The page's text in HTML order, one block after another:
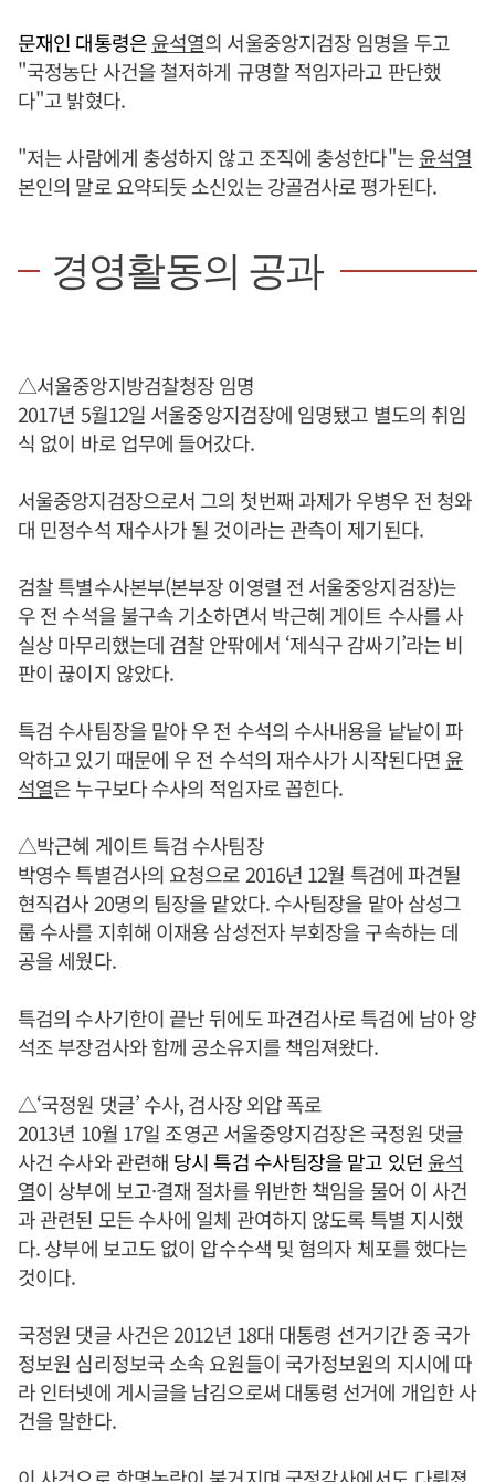
문재인 대통령은윤석열의 서울중앙지검장 임명을 두고
"국정농단 사건을 철저하게 규명할 적임자라고 판단했
다"고 밝혔다.
"저는 사람에게 충성하지 않고 조직에 충성한다"는윤석열
본인의 말로 요약되듯 소신있는 강골검사로 평가된다.
경영활동의 공과
△서울중앙지방검찰청장 임명
2017년 5월12일 서울중앙지검장에 임명됐고 별도의 취임
식 없이 바로 업무에 들어갔다.
서울중앙지검장으로서 그의 첫번째 과제가 우병우 전 청와
대 민정수석 재수사가 될 것이라는 관측이 제기된다.
검찰 특별수사본부(본부장 이영렬 전 서울중앙지검장)는
우 전 수석을 불구속 기소하면서 박근혜 게이트 수사를 사
실상 마무리했는데 검찰 안팎에서 ‘제식구 감싸기’라는 비
판이 끊이지 않았다.
특검 수사팀장을 맡아 우 전 수석의 수사내용을 낱낱이 파
악하고 있기 때문에 우 전 수석의 재수사가 시작된다면 윤
석열은 누구보다 수사의 적임자로 꼽힌다.
△박근혜 게이트 특검 수사팀장
박영수 특별검사의 요청으로 2016년 12월 특검에 파견될
현직검사 20명의 팀장을 맡았다. 수사팀장을 맡아 삼성그
룹 수사를 지휘해 이재용 삼성전자 부회장을 구속하는 데
공을 세웠다.
특검의 수사기한이 끝난 뒤에도 파견검사로 특검에 남아 양
석조 부장검사와 함께 공소유지를 책임져왔다.
△‘국정원 댓글’ 수사, 검사장 외압 폭로
2013년 10월 17일 조영곤 서울중앙지검장은 국정원 댓글
사건 수사와 관련해 당시 특검 수사팀장을 맡고 있던 윤석
열이 상부에 보고·결재 절차를 위반한 책임을 물어 이 사건
과 관련된 모든 수사에 일체 관여하지 않도록 특별 지시했
다. 상부에 보고도 없이 압수수색 및 혐의자 체포를 했다는
것이다.
국정원 댓글 사건은 2012년 18대 대통령 선거기간 중 국가
정보원 심리정보국 소속 요원들이 국가정보원의 지시에 따
라 인터넷에 게시글을 남김으로써 대통령 선거에 개입한 사
건을 말한다.